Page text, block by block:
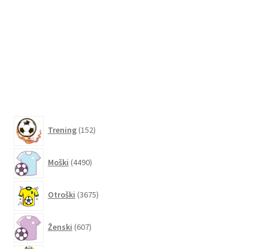
Trening 152izdelkov
Moški 4490izdelkov
Otroški 3675izdelkov
Ženski 607izdelkov